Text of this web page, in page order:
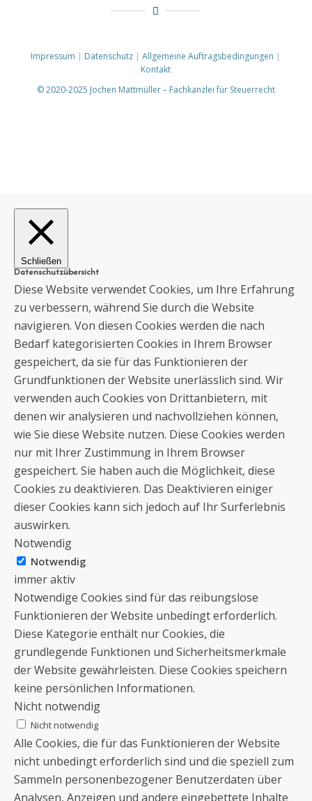
Impressum | Datenschutz |Allgemeine Auftragsbedingungen |
Kontakt
© 2020-2025 Jochen Mattmüller – Fachkanzlei für Steuerrecht
Schließen
Datenschutzübersicht
Diese Website verwendet Cookies, um Ihre Erfahrung
zu verbessern, während Sie durch die Website
navigieren. Von diesen Cookies werden die nach
Bedarf kategorisierten Cookies in Ihrem Browser
gespeichert, da sie für das Funktionieren der
Grundfunktionen der Website unerlässlich sind. Wir
verwenden auch Cookies von Drittanbietern, mit
denen wir analysieren und nachvollziehen können,
wie Sie diese Website nutzen. Diese Cookies werden
nur mit Ihrer Zustimmung in Ihrem Browser
gespeichert. Sie haben auch die Möglichkeit, diese
Cookies zu deaktivieren. Das Deaktivieren einiger
dieser Cookies kann sich jedoch auf Ihr Surferlebnis
auswirken.
Notwendig
Notwendig
immer aktiv
Notwendige Cookies sind für das reibungslose
Funktionieren der Website unbedingt erforderlich.
Diese Kategorie enthält nur Cookies, die
grundlegende Funktionen und Sicherheitsmerkmale
der Website gewährleisten. Diese Cookies speichern
keine persönlichen Informationen.
Nicht notwendig
Nicht notwendig
Alle Cookies, die für das Funktionieren der Website
nicht unbedingt erforderlich sind und die speziell zum
Sammeln personenbezogener Benutzerdaten über
Analysen, Anzeigen und andere eingebettete Inhalte